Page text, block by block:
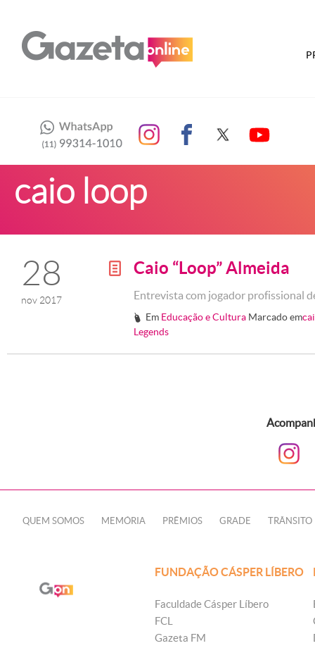
caio loop
28
nov 2017
g Caio “Loop” Almeida
Entrevista com jogador profissional
# Em Educação e Cultura Marcado em
Legends
QUEM SOMOS MEMÓRIA PRÊMIOS GRADE TRÂNSITO
FUNDAÇÃO CÁSPER LÍBERO
Faculdade Cásper Líbero
FCL
Gazeta FM